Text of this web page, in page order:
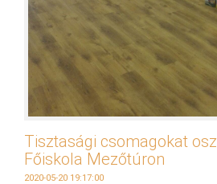
Tisztasági csomagokat
Főiskola Mezőtúron
2020-05-20 19:17:00